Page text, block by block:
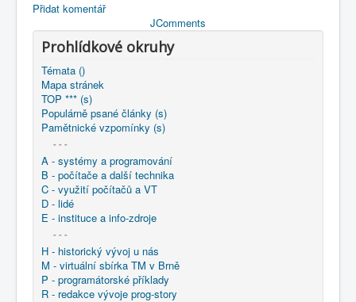
Přidat komentář
JComments
Prohlídkové okruhy
Témata ()
Mapa stránek
TOP *** (s)
Populárně psané články (s)
Pamětnické vzpomínky (s)
- - -
A - systémy a programování
B - počítače a další technika
C - využití počítačů a VT
D - lidé
E - instituce a info-zdroje
- - -
H - historický vývoj u nás
M - virtuální sbírka TM v Brně
P - programátorské příklady
R - redakce vývoje prog-story